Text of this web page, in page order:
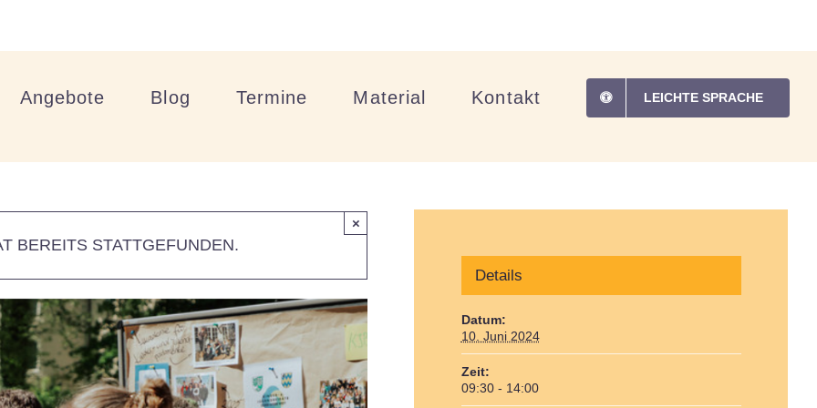
Angebote Blog Termine Material Kontakt LEICHTE SPRACHE
BEREITS STATTGEFUNDEN.
×
Details
Datum:
10. Juni 2024
Zeit:
09:30 - 14:00